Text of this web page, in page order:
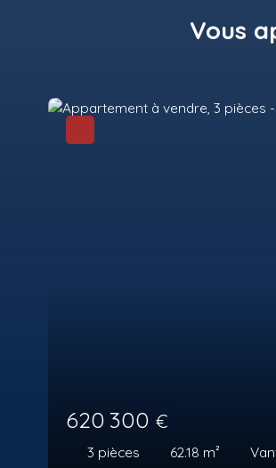
Vous
298 000€
2pièces 45.9m²